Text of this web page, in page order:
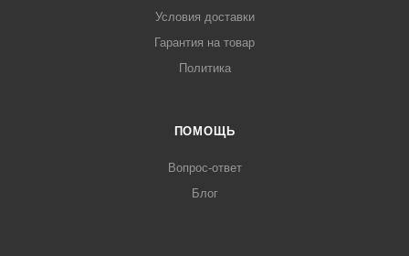
Условия доставки
Гарантия на товар
Политика
ПОМОЩЬ
Вопрос-ответ
Блог